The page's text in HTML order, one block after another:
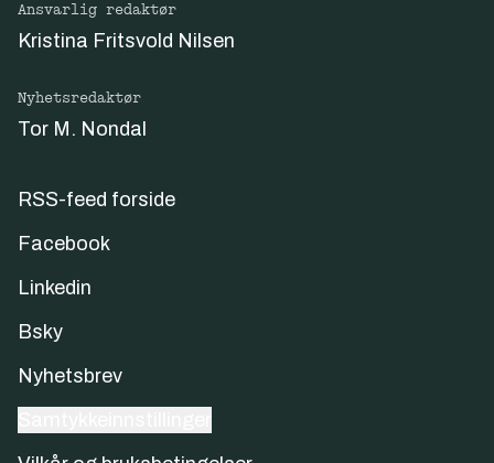
Ansvarlig redaktør
Kristina Fritsvold Nilsen
Nyhetsredaktør
Tor M. Nondal
RSS-feed forside
Facebook
Linkedin
Bsky
Nyhetsbrev